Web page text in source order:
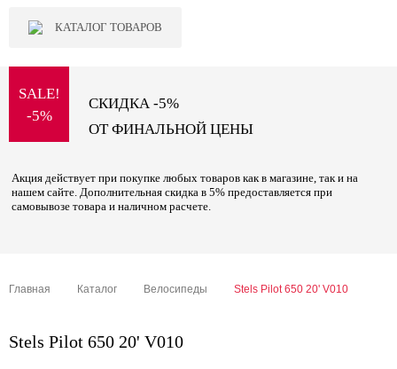
КАТАЛОГ ТОВАРОВ
SALE!
-5%
СКИДКА -5%
ОТ ФИНАЛЬНОЙ ЦЕНЫ
Акция действует при покупке любых товаров как в магазине, так и на
нашем сайте. Дополнительная скидка в 5% предоставляется при
самовывозе товара и наличном расчете.
Главная Каталог Велосипеды Stels Pilot 650 20' V010
Stels Pilot 650 20' V010